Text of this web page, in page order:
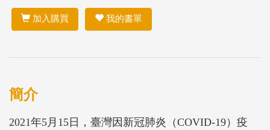
加入購買 我的書單
簡介
2021年5月15日，臺灣因新冠肺炎（COVID-19）疫